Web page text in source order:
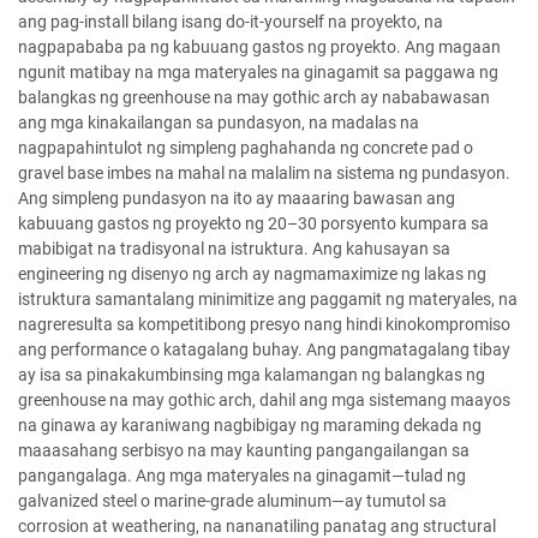
ang pag-install bilang isang do-it-yourself na proyekto, na
nagpapababa pa ng kabuuang gastos ng proyekto. Ang magaan
ngunit matibay na mga materyales na ginagamit sa paggawa ng
balangkas ng greenhouse na may gothic arch ay nababawasan
ang mga kinakailangan sa pundasyon, na madalas na
nagpapahintulot ng simpleng paghahanda ng concrete pad o
gravel base imbes na mahal na malalim na sistema ng pundasyon.
Ang simpleng pundasyon na ito ay maaaring bawasan ang
kabuuang gastos ng proyekto ng 20–30 porsyento kumpara sa
mabibigat na tradisyonal na istruktura. Ang kahusayan sa
engineering ng disenyo ng arch ay nagmamaximize ng lakas ng
istruktura samantalang minimitize ang paggamit ng materyales, na
nagreresulta sa kompetitibong presyo nang hindi kinokompromiso
ang performance o katagalang buhay. Ang pangmatagalang tibay
ay isa sa pinakakumbinsing mga kalamangan ng balangkas ng
greenhouse na may gothic arch, dahil ang mga sistemang maayos
na ginawa ay karaniwang nagbibigay ng maraming dekada ng
maaasahang serbisyo na may kaunting pangangailangan sa
pangangalaga. Ang mga materyales na ginagamit—tulad ng
galvanized steel o marine-grade aluminum—ay tumutol sa
corrosion at weathering, na nananatiling panatag ang structural